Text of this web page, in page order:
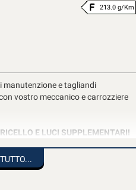
213.0 g/Km
e tagliandi
vostro meccanico e carrozziere
E LUCI SUPPLEMENTARI!